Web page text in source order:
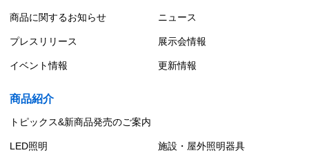
商品に関するお知らせ ニュース
プレスリリース 展示会情報
イベント情報 更新情報
商品紹介
トピックス&新商品発売のご案内
LED照明 施設・屋外照明器具